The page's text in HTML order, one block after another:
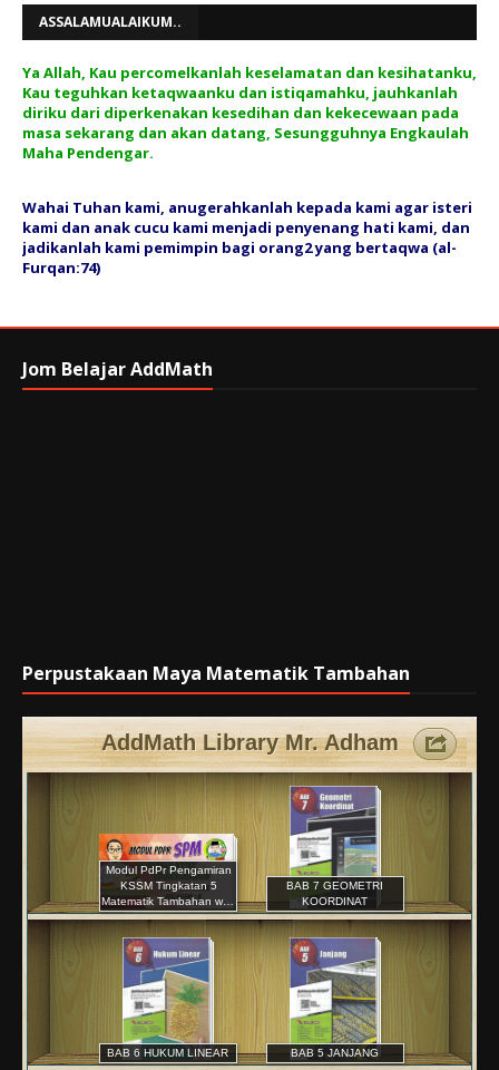
ASSALAMUALAIKUM..
Ya Allah, Kau percomelkanlah keselamatan dan kesihatanku,
Kau teguhkan ketaqwaanku dan istiqamahku, jauhkanlah
diriku dari diperkenakan kesedihan dan kekecewaan pada
masa sekarang dan akan datang, Sesungguhnya Engkaulah
Maha Pendengar.
Wahai Tuhan kami, anugerahkanlah kepada kami agar isteri
kami dan anak cucu kami menjadi penyenang hati kami, dan
jadikanlah kami pemimpin bagi orang2 yang bertaqwa (al-
Furqan:74)
Jom Belajar AddMath
Perpustakaan Maya Matematik Tambahan